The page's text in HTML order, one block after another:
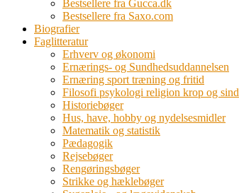
Bestsellere fra Gucca.dk
Bestsellere fra Saxo.com
Biografier
Faglitteratur
Erhverv og økonomi
Ernærings- og Sundhedsuddannelsen
Ernæring sport træning og fritid
Filosofi psykologi religion krop og sind
Historiebøger
Hus, have, hobby og nydelsesmidler
Matematik og statistik
Pædagogik
Rejsebøger
Rengøringsbøger
Strikke og hæklebøger